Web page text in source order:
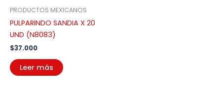
PRODUCTOS MEXICANOS
PULPARINDO SANDIA X 20
UND (N8083)
$37.000
Leer más